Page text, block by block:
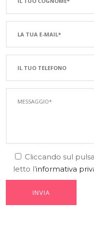
Cliccando sul
letto l’informativa